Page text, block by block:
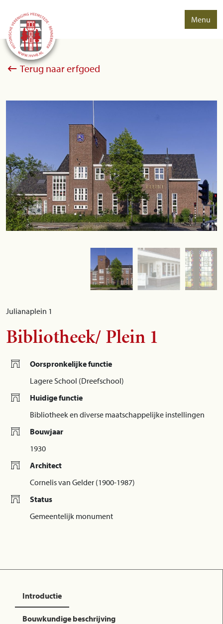
Menu
Terug naar erfgoed
Julianaplein 1
Bibliotheek/ Plein 1
Oorspronkelijke functie
Lagere School (Dreefschool)
Huidige functie
Bibliotheek en diverse maatschappelijke instellingen
Bouwjaar
1930
Architect
Cornelis van Gelder (1900-1987)
Status
Gemeentelijk monument
Introductie
Bouwkundige beschrijving